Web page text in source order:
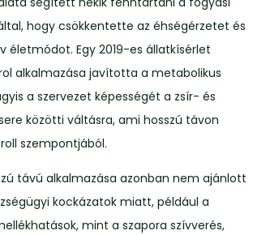
hogy csökkentette az éhségérzetet és
életmódot. Egy 2019-es állatkísérlet
alkalmazása javította a metabolikus
a szervezet képességét a zsír- és
közötti váltásra, ami hosszú távon
szempontjából.
távú alkalmazása azonban nem ajánlott
kockázatok miatt, például a
mint a szapora szívverés,